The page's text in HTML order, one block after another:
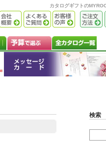
カタログギフトの
検索